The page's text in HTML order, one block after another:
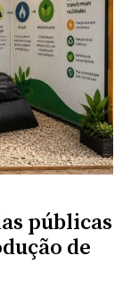
públicas
de